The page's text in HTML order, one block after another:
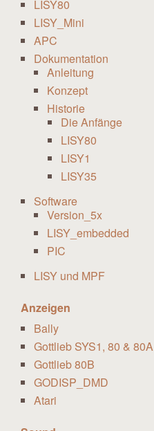
LISY80
LISY_Mini
APC
Dokumentation
Anleitung
Konzept
Historie
Die Anfänge
LISY80
LISY1
LISY35
Software
Version_5x
LISY_embedded
PIC
LISY und MPF
Anzeigen
Bally
Gottlieb SYS1, 80 & 80A
Gottlieb 80B
GODISP_DMD
Atari